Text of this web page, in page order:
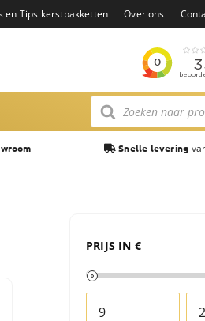
en Tips kerstpakketten Over ons
Producten
zoeken
Snelle levering
PRIJS IN €